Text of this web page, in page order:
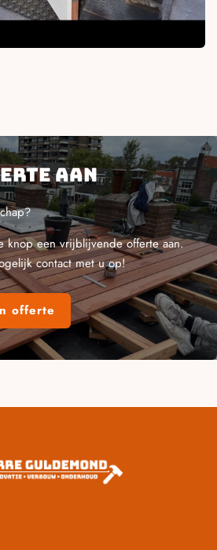
aan
knop een vrijblijvende offerte aan.
contact met u op!
offerte